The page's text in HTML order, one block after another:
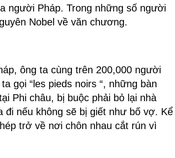
người Pháp. Trong những số người
Nobel về văn chương.
ông ta cùng trên 200,000 người
gọi “les pieds noirs “, những bàn
Phi châu, bị buộc phải bỏ lại nhà
đi nếu không sẽ bị giết như bố vợ. Kể
trở về nơi chôn nhau cắt rún vì